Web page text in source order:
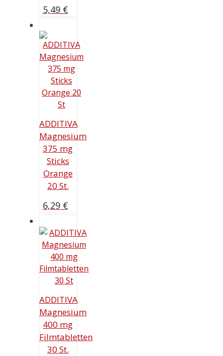
5,49 €
ADDITIVA
Magnesium
375 mg
Sticks
Orange
20 St.
6,29 €
ADDITIVA
Magnesium
400 mg
Filmtabletten
30 St.